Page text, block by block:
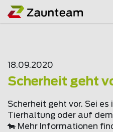
18.09.2020
Scherheit geht
Scherheit geht vor. Sei es
Tierhaltung oder auf
🐄 Mehr Informationen